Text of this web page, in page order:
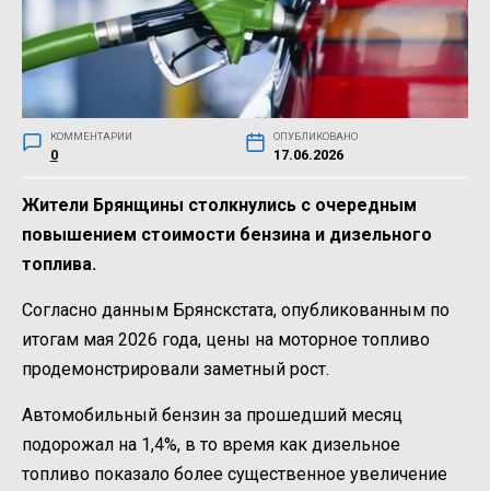
КОММЕНТАРИИ
0
ОПУБЛИКОВАНО
17.06.2026
Жители Брянщины столкнулись с очередным
повышением стоимости бензина и дизельного
топлива.
Согласно данным Брянскстата, опубликованным по
итогам мая 2026 года, цены на моторное топливо
продемонстрировали заметный рост.
Автомобильный бензин за прошедший месяц
подорожал на 1,4%, в то время как дизельное
топливо показало более существенное увеличение